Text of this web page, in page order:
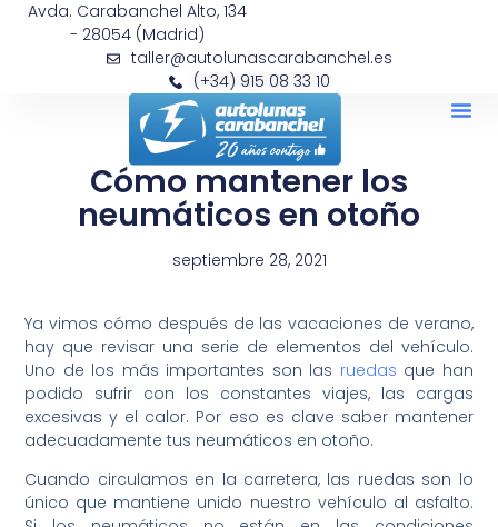
Avda. Carabanchel Alto, 134
- 28054 (Madrid)
taller@autolunascarabanchel.es
(+34) 915 08 33 10
Cómo mantener los
neumáticos en otoño
septiembre 28, 2021
Ya vimos cómo después de las vacaciones de verano,
hay que revisar una serie de elementos del vehículo.
Uno de los más importantes son las ruedas que han
podido sufrir con los constantes viajes, las cargas
excesivas y el calor. Por eso es clave saber mantener
adecuadamente tus neumáticos en otoño.
Cuando circulamos en la carretera, las ruedas son lo
único que mantiene unido nuestro vehículo al asfalto.